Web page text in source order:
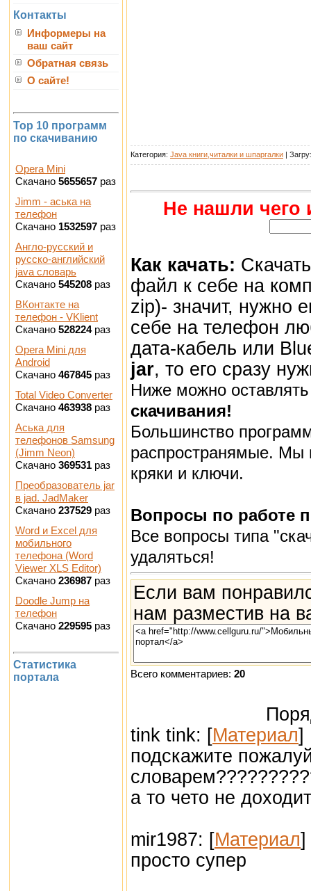
Контакты
Информеры на
ваш сайт
Обратная связь
О сайте!
Top 10 программ
по скачиванию
Opera Mini
Скачано 5655657 раз
Jimm - аська на
телефон
Скачано 1532597 раз
Англо-русский и
русско-английский
java словарь
Скачано 545208 раз
ВКонтакте на
телефон - VKlient
Скачано 528224раз
Opera Mini для
Android
Скачано 467845 раз
Total Video Converter
Скачано 463938 раз
Аська для
телефонов Samsung
(Jimm Neon)
Скачано 369531 раз
Преобразователь jar
в jad. JadMaker
Скачано 237529 раз
Word и Excel для
мобильного
телефона (Word
Viewer XLS Editor)
Скачано 236987 раз
Doodle Jump на
телефон
Скачано 229595 раз
Статистика
портала
Категория: Java книги,читалки и шпаргалки |
Не нашли чего
Как качать:
файл к себе на
zip)- значит, нужно
себе на телефон
дата-кабель или
jar, то его сразу
Ниже можно
скачивания!
Большинство
распространямые. Мы
кряки и ключи.
Вопросы по работе
Все вопросы типа
удаляться!
Если вам
нам разместив на
Всего комментариев: 20
tink tink: [Материал]
подскажите
а то чето не доходит
mir1987: [Материал]
просто супер